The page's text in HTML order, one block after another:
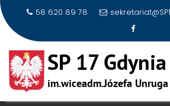
58 620 89 78